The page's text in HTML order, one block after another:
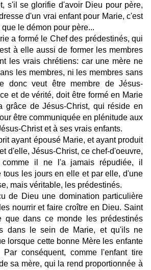
s'il se glorifie d'avoir Dieu pour père,
d'un vrai enfant pour Marie, c'est
le démon pour père...
a formé le Chef des prédestinés, qui
à elle aussi de former les membres
les vrais chrétiens: car une mère ne
les membres, ni les membres sans
donc veut être membre de Jésus-
et de vérité, doit être formé en Marie
grâce de Jésus-Christ, qui réside en
être communiquée en plénitude aux
Christ et à ses vrais enfants.
ayant épousé Marie, et ayant produit
d'elle, Jésus-Christ, ce chef-d'oeuvre,
comme il ne l'a jamais répudiée, il
tous les jours en elle et par elle, d'une
mais véritable, les prédestinés.
de Dieu une domination particulière
nourrir et faire croître en Dieu. Saint
que dans ce monde les prédestinés
dans le sein de Marie, et qu'ils ne
lorsque cette bonne Mère les enfante
conséquent, comme l'enfant tire
sa mère, qui la rend proportionnée à